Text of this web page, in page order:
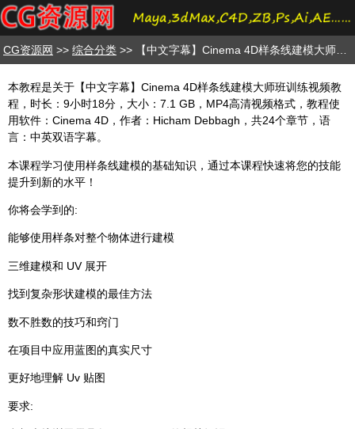
CG资源网 >> 综合分类 >> 【中文字幕】Cinema 4D样条线建模大师班训练视频教程
本教程是关于【中文字幕】Cinema 4D样条线建模大师班训练视频教
程，时长：9小时18分，大小：7.1 GB，MP4高清视频格式，教程使
用软件：Cinema 4D，作者：Hicham Debbagh，共24个章节，语
言：中英双语字幕。
本课程学习使用样条线建模的基础知识，通过本课程快速将您的技能
提升到新的水平！
你将会学到的:
能够使用样条对整个物体进行建模
三维建模和 UV 展开
找到复杂形状建模的最佳方法
数不胜数的技巧和窍门
在项目中应用蓝图的真实尺寸
更好地理解 Uv 贴图
要求: